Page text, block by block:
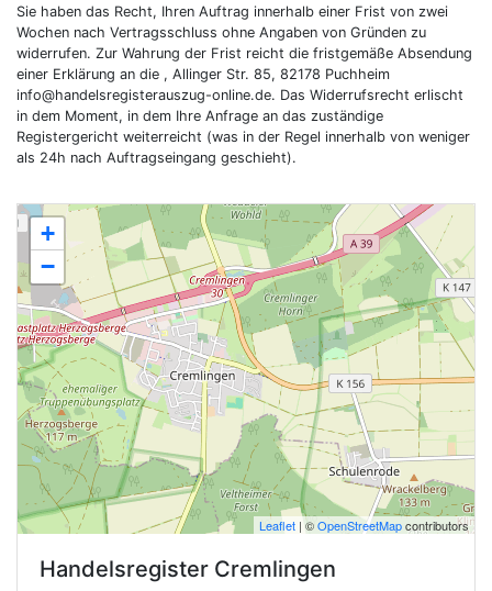
+
−
Leaflet | ©OpenStreetMapcontributors
Handelsregister Cremlingen
Sie haben das Recht, Ihren Auftrag innerhalb einer Frist von zwei
Wochen nach Vertragsschluss ohne Angaben von Gründen zu
widerrufen. Zur Wahrung der Frist reicht die fristgemäße Absendung
einer Erklärung an die , Allinger Str. 85, 82178 Puchheim
info@handelsregisterauszug-online.de. Das Widerrufsrecht erlischt
in dem Moment, in dem Ihre Anfrage an das zuständige
Registergericht weiterreicht (was in der Regel innerhalb von weniger
als 24h nach Auftragseingang geschieht).